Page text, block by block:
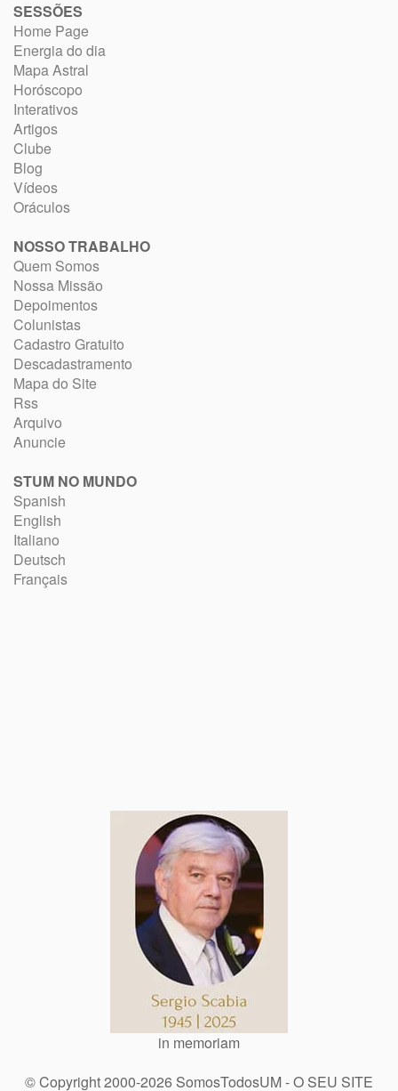
SESSÕES
Home Page
Energia do dia
Mapa Astral
Horóscopo
Interativos
Artigos
Clube
Blog
Vídeos
Oráculos
NOSSO TRABALHO
Quem Somos
Nossa Missão
Depoimentos
Colunistas
Cadastro Gratuito
Descadastramento
Mapa do Site
Rss
Arquivo
Anuncie
STUM NO MUNDO
Spanish
English
Italiano
Deutsch
Français
in memoriam
© Copyright 2000-2026 SomosTodosUM - O SEU SITE